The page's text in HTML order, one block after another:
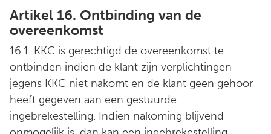
Artikel 16. Ontbinding van de
overeenkomst
16.1. KKC is gerechtigd de overeenkomst te
ontbinden indien de klant zijn verplichtingen
jegens KKC niet nakomt en de klant geen gehoor
heeft gegeven aan een gestuurde
ingebrekestelling. Indien nakoming blijvend